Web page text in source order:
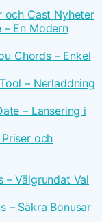
och Cast Nyheter
– En Modern
Chords – Enkel
– Nerladdning
– Lansering i
och
– Välgrundat Val
– Säkra Bonusar